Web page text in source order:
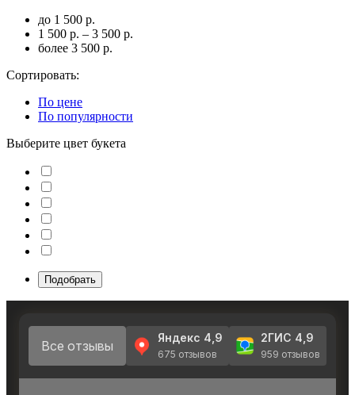
до 1 500 р.
1 500 р. – 3 500 р.
более 3 500 р.
Сортировать:
По цене
По популярности
Выберите цвет букета
Подобрать